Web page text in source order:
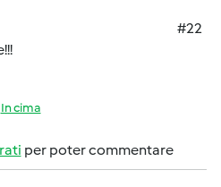
#22
In cima
per poter commentare